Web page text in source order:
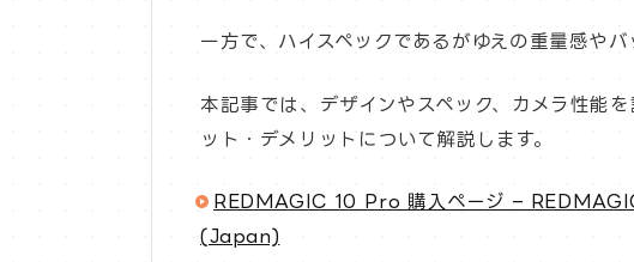
一方で、ハイスペックであるがゆえの重量感や
本記事では、デザインやスペック、カメラ性能
ット・デメリットについて解説します。
REDMAGIC 10 Pro 購入ページ –
(Japan)